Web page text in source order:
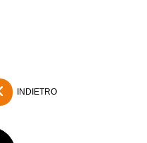
INDIETRO